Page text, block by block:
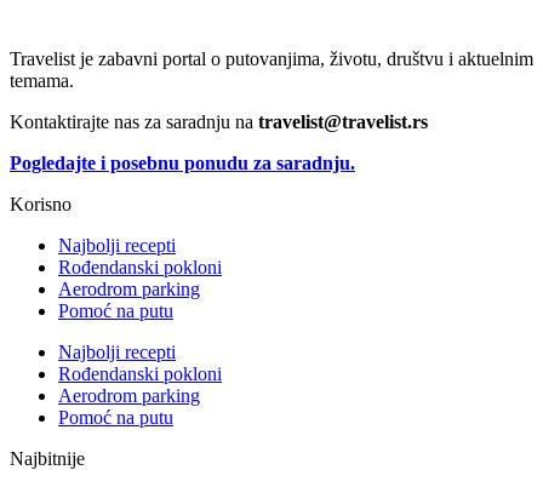
Travelist je zabavni portal o putovanjima, životu, društvu i aktuelnim
temama.
Kontaktirajte nas za saradnju na travelist@travelist.rs
Pogledajte i posebnu ponudu za saradnju.
Korisno
Najbolji recepti
Rođendanski pokloni
Aerodrom parking
Pomoć na putu
Najbolji recepti
Rođendanski pokloni
Aerodrom parking
Pomoć na putu
Najbitnije